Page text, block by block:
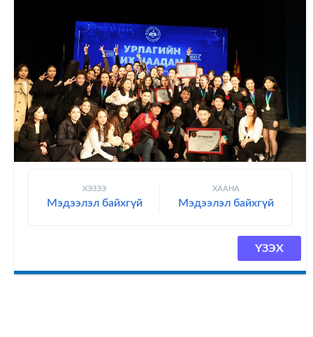
ХЭЗЭЭ
Мэдээлэл байхгүй
ХААНА
Мэдээлэл байхгүй
ҮЗЭХ